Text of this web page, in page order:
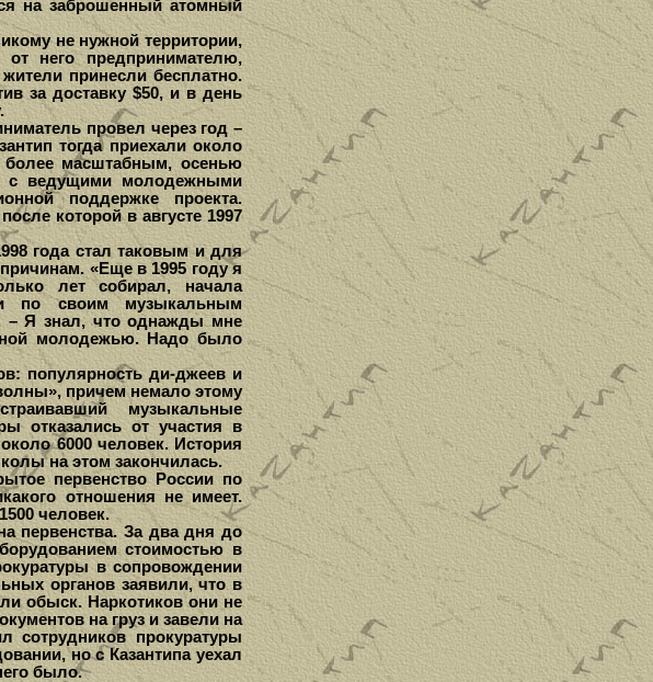
на заброшенный атомный
не нужной территории,
него предпринимателю,
принесли бесплатно.
за доставку $50, и в день
провел через год –
тогда приехали около
более масштабным, осенью
с ведущими молодежными
поддержке проекта.
которой в августе 1997
года стал таковым и для
«Еще в 1995 году я
лет собирал, начала
по своим музыкальным
– Я знал, что однажды мне
молодежью. Надо было
популярность ди-джеев и
причем немало этому
музыкальные
отказались от участия в
6000 человек. История
на этом закончилась.
первенство России по
отношения не имеет.
человек.
первенства. За два дня до
стоимостью в
в сопровождении
органов заявили, что в
обыск. Наркотиков они не
на груз и завели на
сотрудников прокуратуры
но с Казантипа уехал
было.